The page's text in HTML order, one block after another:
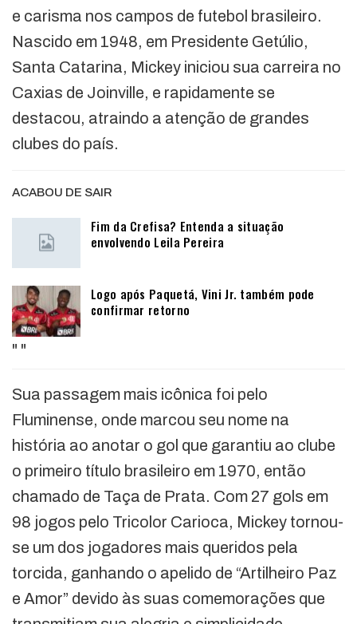
e carisma nos campos de futebol brasileiro.
Nascido em 1948, em Presidente Getúlio,
Santa Catarina, Mickey iniciou sua carreira no
Caxias de Joinville, e rapidamente se
destacou, atraindo a atenção de grandes
clubes do país.
ACABOU DE SAIR
Fim da Crefisa? Entenda a situação
envolvendo Leila Pereira
Logo após Paquetá, Vini Jr. também pode
confirmar retorno
" "
Sua passagem mais icônica foi pelo
Fluminense, onde marcou seu nome na
história ao anotar o gol que garantiu ao clube
o primeiro título brasileiro em 1970, então
chamado de Taça de Prata. Com 27 gols em
98 jogos pelo Tricolor Carioca, Mickey tornou-
se um dos jogadores mais queridos pela
torcida, ganhando o apelido de “Artilheiro Paz
e Amor” devido às suas comemorações que